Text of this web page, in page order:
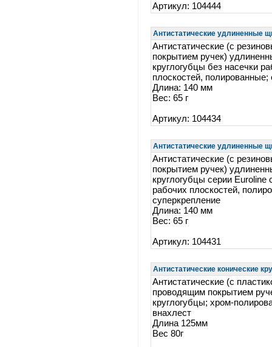
Артикул: 104444
Антистатические удлиненные
Антистатические (с
покрытием ручек)
круглогубцы без насечки
плоскостей, полированные;
Длина: 140 мм
Вес: 65 г
Артикул: 104434
Антистатические удлиненные
Антистатические (с
покрытием ручек)
круглогубцы серии Euroline
рабочих плоскостей,
суперкрепление
Длина: 140 мм
Вес: 65 г
Артикул: 104431
Антистатические конические
Антистатические (с
проводящим покрытием
круглогубцы; хром-
внахлест
Длина 125мм
Вес 80г